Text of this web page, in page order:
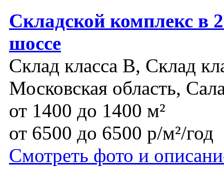
Складской комплекс
шоссе
Склад класса B, Склад
Московская область,
от 1400 до 1400 м²
от 6500 до 6500 р/м²/год
Смотреть фото и